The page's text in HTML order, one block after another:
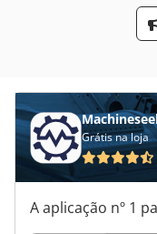
Máquina De
Máquinas De
Máquinas De
Máquinas De
Máquinas De
Grátis na loja
A aplicação nº 1